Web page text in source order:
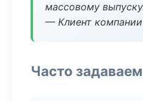
массовому
— Клиент компании
Часто